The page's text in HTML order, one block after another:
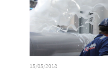
15/05/2018